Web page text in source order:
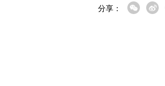
分享：